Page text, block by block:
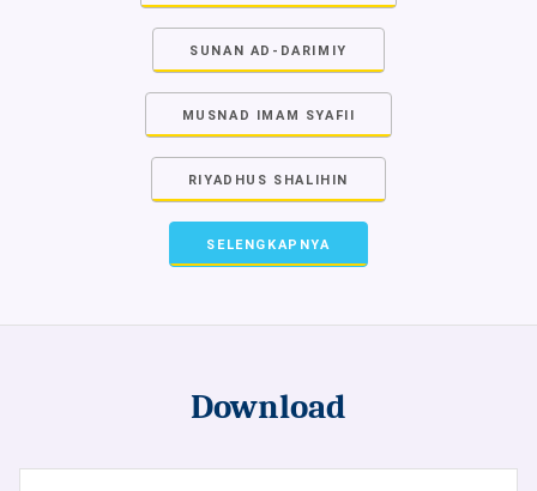
SUNAN AD-DARIMIY
MUSNAD IMAM SYAFII
RIYADHUS SHALIHIN
SELENGKAPNYA
Download